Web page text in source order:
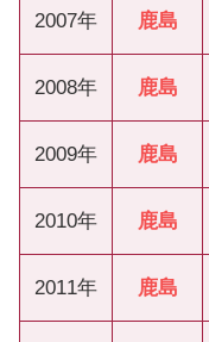
2007年 鹿島
2008年 鹿島
2009年 鹿島
2010年 鹿島
2011年 鹿島